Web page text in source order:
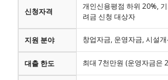
신청자격
개인신용평점 하위 20%,
려금 신청 대상자
지원 분야 창업자금, 운영자금, 시설
대출 한도 최대 7천만원 (운영자금은